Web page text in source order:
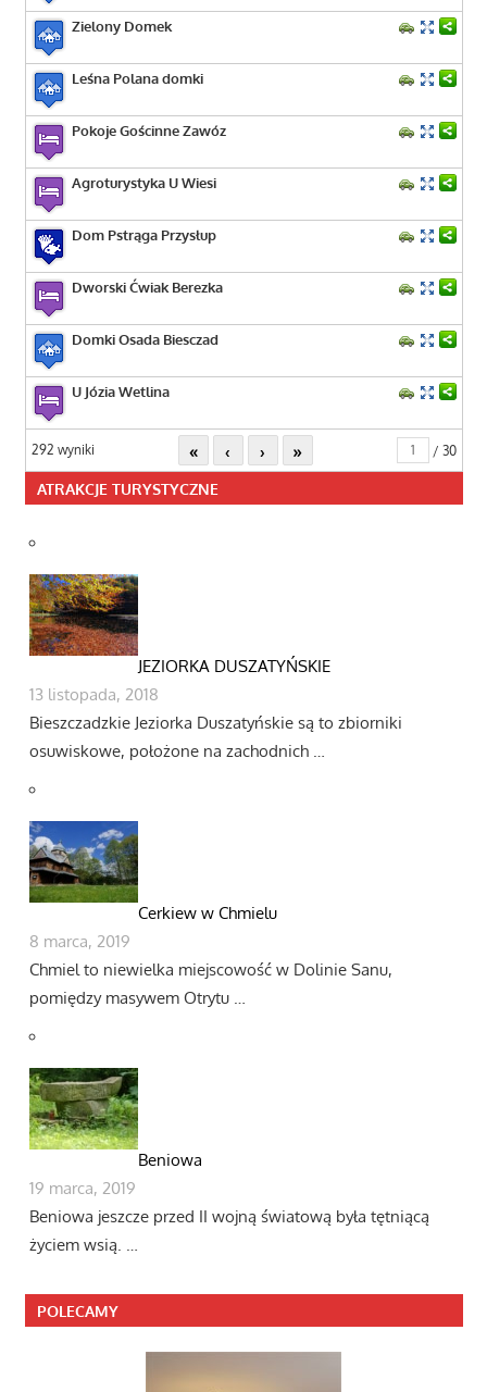
Zielony Domek
Leśna Polana domki
Pokoje Gościnne Zawóz
Agroturystyka U Wiesi
Dom Pstrąga Przysłup
Dworski Ćwiak Berezka
Domki Osada Biesczad
U Józia Wetlina
292 wyniki « ‹ › » / 30
ATRAKCJE TURYSTYCZNE
JEZIORKA DUSZATYŃSKIE
13 listopada, 2018
Bieszczadzkie Jeziorka Duszatyńskie są to zbiorniki
osuwiskowe, położone na zachodnich …
Cerkiew w Chmielu
8 marca, 2019
Chmiel to niewielka miejscowość w Dolinie Sanu,
pomiędzy masywem Otrytu …
Beniowa
19 marca, 2019
Beniowa jeszcze przed II wojną światową była tętniącą
życiem wsią. …
POLECAMY